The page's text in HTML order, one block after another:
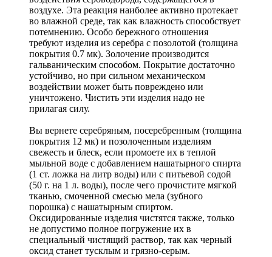
воздухе. Эта реакция наиболее активно протекает
во влажной среде, так как влажность способствует
потемнению. Особо бережного отношения
требуют изделия из серебра с позолотой (толщина
покрытия 0.7 мк). Золочение производится
гальваническим способом. Покрытие достаточно
устойчиво, но при сильном механическом
воздействии может быть повреждено или
уничтожено. Чистить эти изделия надо не
прилагая силу.
Вы вернете серебряным, посеребренным (толщина
покрытия 12 мк) и позолоченным изделиям
свежесть и блеск, если промоете их в теплой
мыльной воде с добавлением нашатырного спирта
(1 ст. ложка на литр воды) или с питьевой содой
(50 г. на 1 л. воды), после чего прочистите мягкой
тканью, смоченной смесью мела (зубного
порошка) с нашатырным спиртом.
Оксидированные изделия чистятся также, только
не допустимо полное погружение их в
специальный чистящий раствор, так как черный
оксид станет тусклым и грязно-серым.